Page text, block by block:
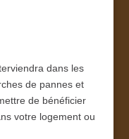
dans les
de pannes et
de bénéficier
votre logement ou